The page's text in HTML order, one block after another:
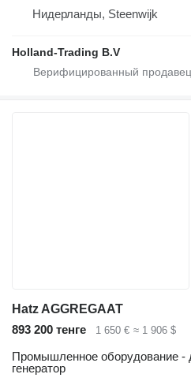
Нидерланды, Steenwijk
Holland-Trading B.V
Hatz AGGREGAAT
893 200 тенге
1 650 € ≈ 1 906 $
Промышленное оборудование -
генератор